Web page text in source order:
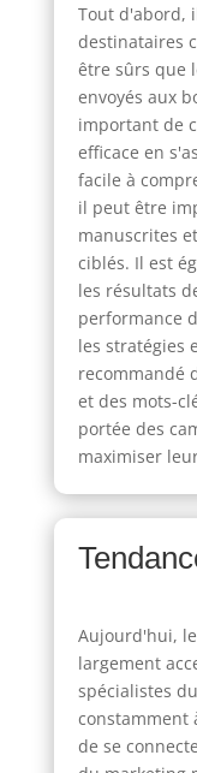
Tout d'abord,
destinataires
être sûrs que
envoyés aux
important de
efficace en
facile à
il peut être
manuscrites
ciblés. Il est
les résultats
performance
les stratégies
recommandé
et des mots-
portée des
maximiser
Aujourd'hui,
largement
spécialistes
constamment
de se